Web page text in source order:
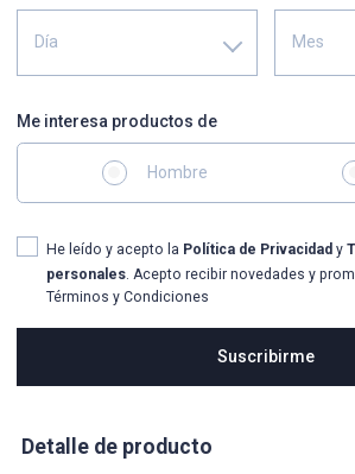
Día Mes
Me interesa productos de
Hombre
He leído y acepto la Política de Privacidad y
personales. Acepto recibir novedades y
Términos y Condiciones
Suscribirme
Detalle de producto